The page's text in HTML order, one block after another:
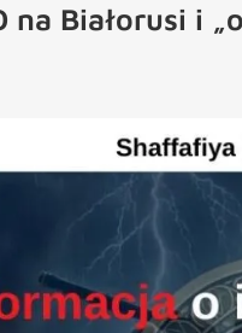
na Białorusi i